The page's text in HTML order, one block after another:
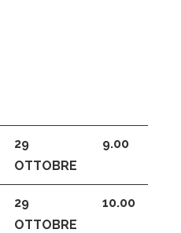
29
OTTOBRE
9.00
29
OTTOBRE
10.00